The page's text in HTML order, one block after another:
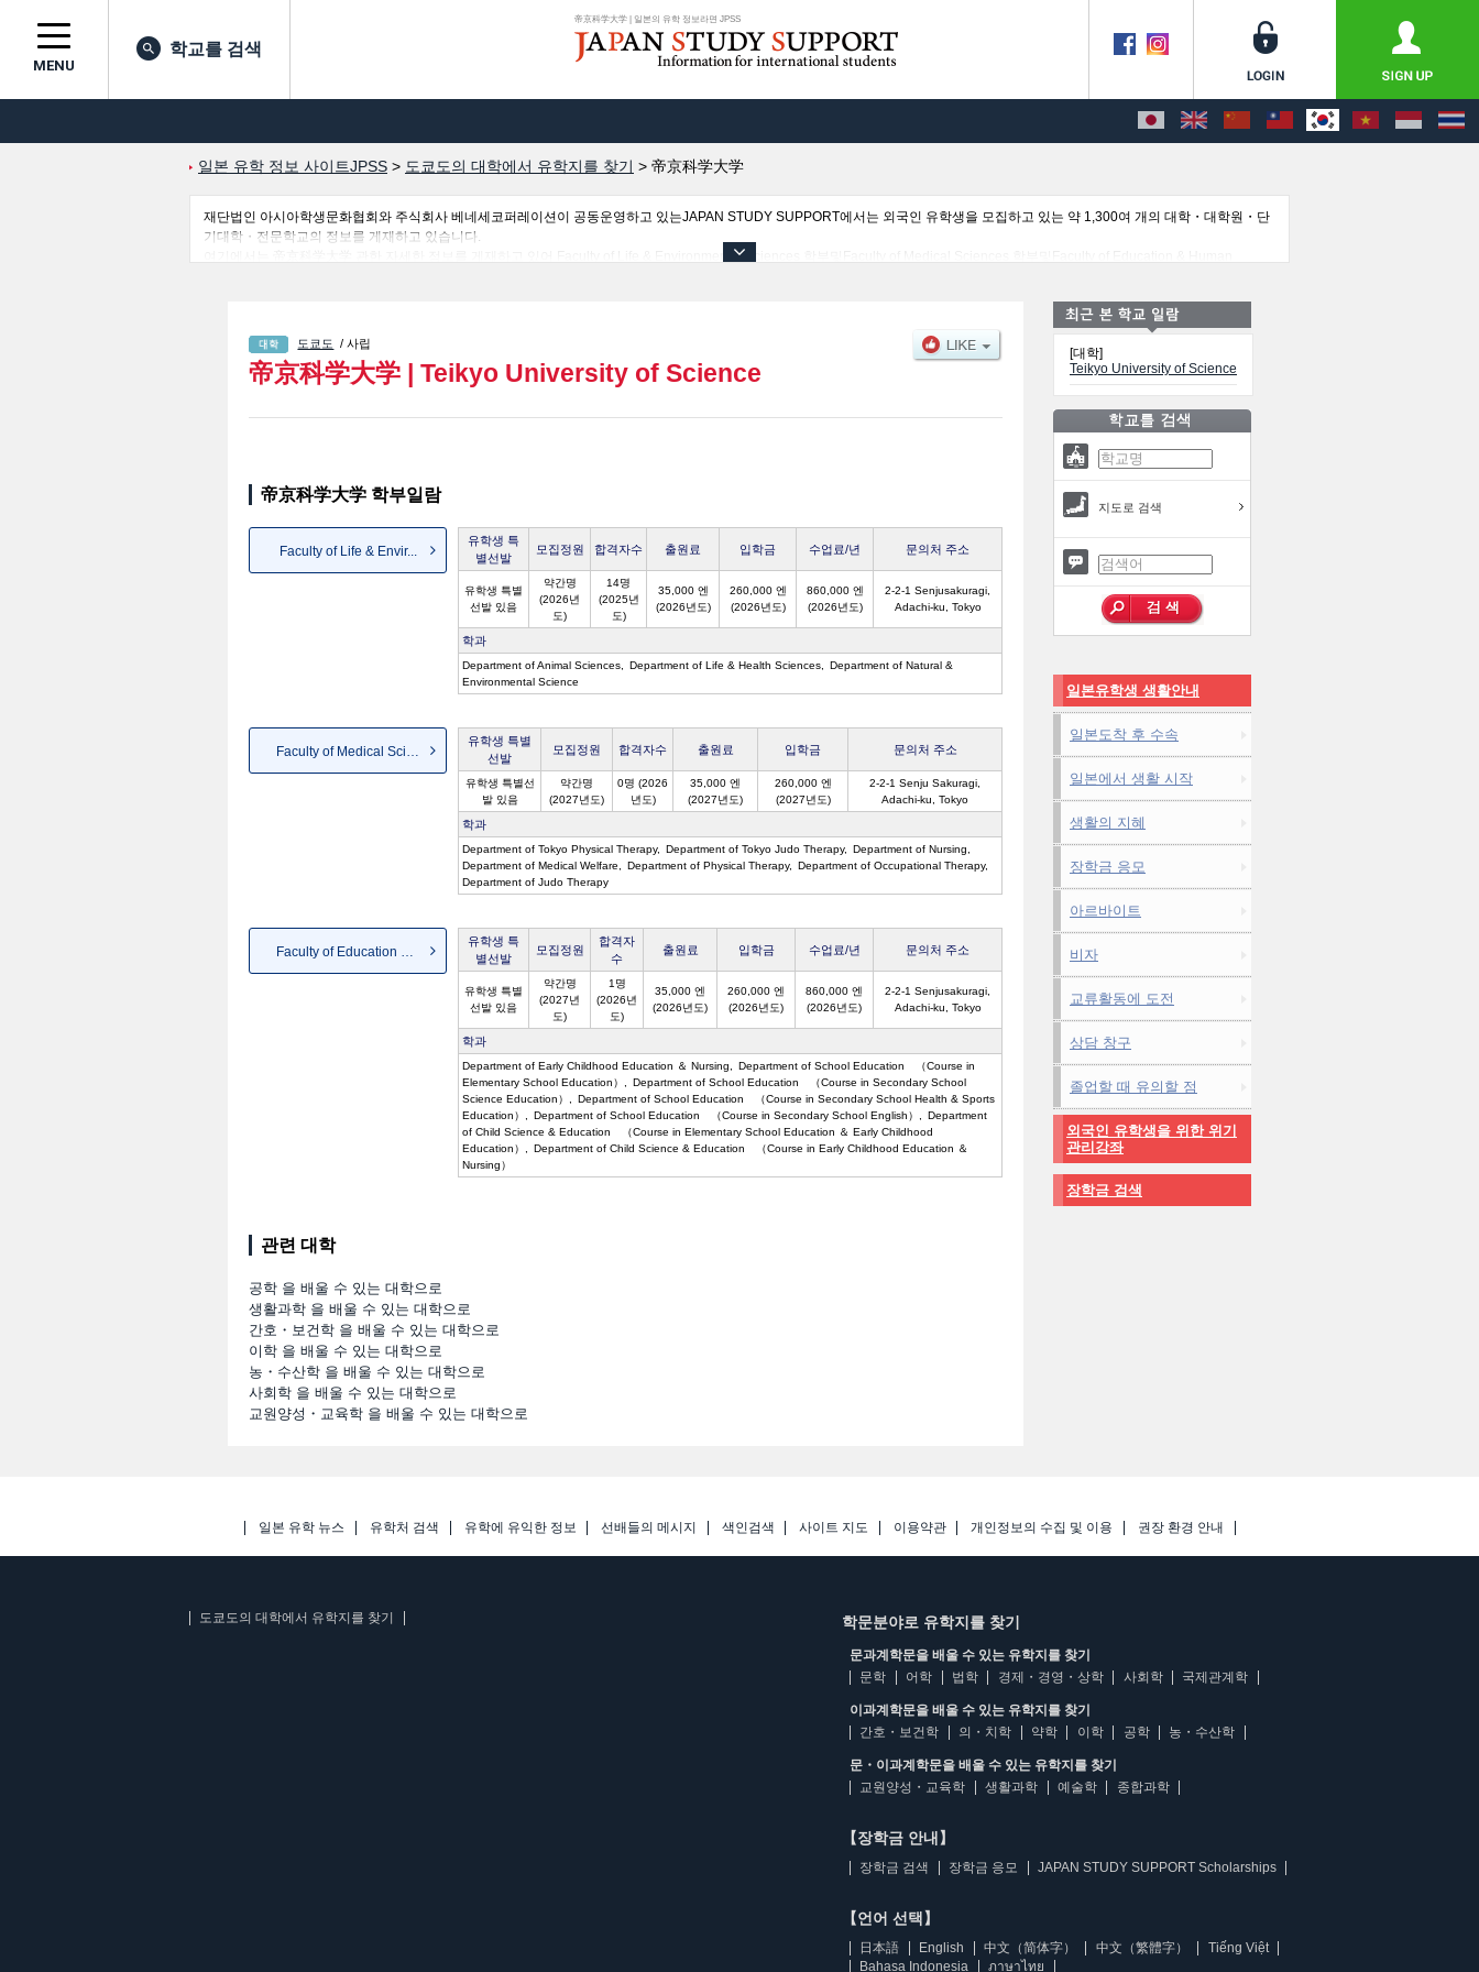
帝京科学大学 | 일본의 유학 정보라면 JPSS
MENU
학교를 검색
일본 유학 정보 사이트JPSS > 도쿄도의 대학에서 유학지를 찾기 > 帝京科学大学
재단법인 아시아학생문화협회와 주식회사 베네세코퍼레이션이 공동운영하고 있는JAPAN STUDY SUPPORT에서는 외국인 유학생을 모집하고 있는 약 1,300여 개의 대학・대학원・단
기대학・전문학교의 정보를 게재하고 있습니다.
여기에서는 帝京科学大学 관한 자세한 정보를 게재하고 있어 Faculty of Life & Environmental Sciences 학부및Faculty of Medical Sciences 학부및Faculty of Education & Human
도쿄도 / 사립
帝京科学大学 | Teikyo University of Science
帝京科学大学 학부일람
Faculty of Life & Envir...
유학생 특
별선발
모집정원 합격자수 출원료 입학금 수업료/년 문의처 주소
유학생 특별
선발 있음
약간명
(2026년
도)
14명
(2025년
도)
35,000 엔
(2026년도)
260,000 엔
(2026년도)
860,000 엔
(2026년도)
2-2-1 Senjusakuragi,
Adachi-ku, Tokyo
학과
Department of Animal Sciences Department of Life & Health Sciences
Department of Natural &
Environmental Science
Faculty of Medical Sciences
유학생 특별
선발
모집정원 합격자수 출원료 입학금 문의처 주소
유학생 특별선
발 있음
약간명
(2027년도)
0명 (2026
년도)
35,000 엔
(2027년도)
260,000 엔
(2027년도)
2-2-1 Senju Sakuragi,
Adachi-ku, Tokyo
학과
Department of Tokyo Physical Therapy Department of Tokyo Judo Therapy
Department of Nursing
Department of Medical Welfare
Department of Physical Therapy
Department of Occupational Therapy
Department of Judo Therapy
Faculty of Education & ...
유학생 특
별선발
모집정원
합격자
수
출원료 입학금 수업료/년 문의처 주소
유학생 특별
선발 있음
약간명
(2027년
도)
1명
(2026년
도)
35,000 엔
(2026년도)
260,000 엔
(2026년도)
860,000 엔
(2026년도)
2-2-1 Senjusakuragi,
Adachi-ku, Tokyo
학과
Department of Early Childhood Education ＆ Nursing
Department of School Education （Course in
Elementary School Education）
Department of School Education （Course in Secondary School
Science Education）
Department of School Education （Course in Secondary School Health & Sports
Education）
Department of School Education （Course in Secondary School English）
Department
of Child Science & Education （Course in Elementary School Education ＆ Early Childhood
Education）
Department of Child Science & Education （Course in Early Childhood Education ＆
Nursing）
관련 대학
공학 을 배울 수 있는 대학으로
생활과학 을 배울 수 있는 대학으로
간호・보건학 을 배울 수 있는 대학으로
이학 을 배울 수 있는 대학으로
농・수산학 을 배울 수 있는 대학으로
사회학 을 배울 수 있는 대학으로
교원양성・교육학 을 배울 수 있는 대학으로
[대학]
Teikyo University of Science
지도로 검색
일본유학생 생활안내
일본도착 후 수속
일본에서 생활 시작
생활의 지혜
장학금 응모
아르바이트
비자
교류활동에 도전
상담 창구
졸업할 때 유의할 점
외국인 유학생을 위한 위기
관리강좌
장학금 검색
일본 유학 뉴스 유학처 검색 유학에 유익한 정보 선배들의 메시지 색인검색 사이트 지도 이용약관 개인정보의 수집 및 이용 권장 환경 안내
도쿄도의 대학에서 유학지를 찾기 학문분야로 유학지를 찾기
문과계학문을 배울 수 있는 유학지를 찾기
문학
어학 법학 경제・경영・상학 사회학 국제관계학
이과계학문을 배울 수 있는 유학지를 찾기
간호・보건학
의・치학 약학 이학 공학 농・수산학
문・이과계학문을 배울 수 있는 유학지를 찾기
교원양성・교육학
생활과학 예술학 종합과학
【장학금 안내】
장학금 검색 장학금 응모 JAPAN STUDY SUPPORT Scholarships
【언어 선택】
日本語 English 中文（简体字） 中文（繁體字）
Tiếng Việt
Bahasa Indonesia
ภาษาไทย